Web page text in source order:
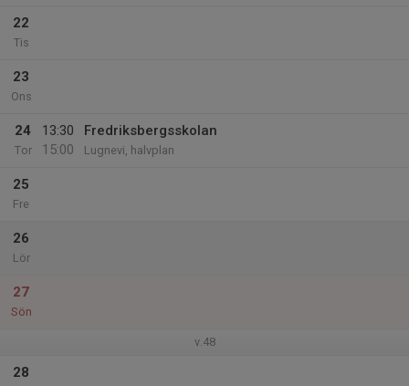
22
Tis
23
Ons
24
Tor
13:30
15:00
Fredriksbergsskolan
Lugnevi, halvplan
25
Fre
26
Lör
27
Sön
v.48
28